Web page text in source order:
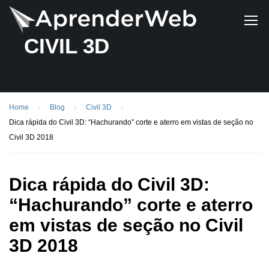
CIVIL 3D
Home Blog
Civil 3D
Dica rápida do Civil 3D: “Hachurando” corte e aterro em vistas de seção no
Civil 3D 2018
Dica rápida do Civil 3D:
“Hachurando” corte e aterro
em vistas de seção no Civil
3D 2018